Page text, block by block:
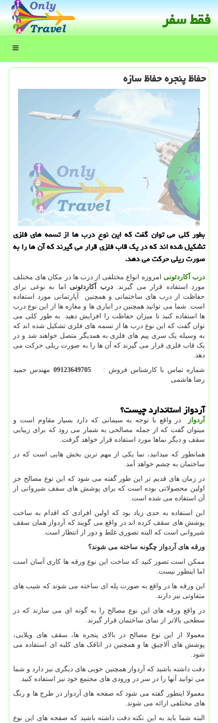
فقط سفر
منو
حفاظ پنجره حفاظ سازه
بطور كلی می توان گفت كه این نوع درب ها از تسمه های فلزی
تشكیل شده اند كه در یك قاب فلزی قرار می گیرند كه آن ها را به
صورت ریلی حركت می دهد.
درب آکاردئونی امروزه انواع مختلفی از درب ها در مکان های مختلف
مورد استفاده قرار می گیرند.درب آکاردئونی اما به نوعی برای
حفاظت از درب های ساختمانی و همچنین آپارتمانی مورد استفاده
است. شما می توانید همچنین در انباری ها و مغازه ها از این نوع درب
ها استفاده کنید تا میزان حفاظت را افزایش دهید. به طور کلی می
توان گفت که این نوع درب ها از تسمه های فلزی تشکیل شده اند که
به وسیله یک سری پیم های فلزی به همدیگر متصل خواهند شد و در
یک قاب فلزی قرار می گیرند که آن ها را به صورت ریلی حرکت می
دهد.
شماره تماس با کارشناس فروش :09123649705 مهندس حمید
رضا هاشمی
آردواز استاندارد چیست؟
آردواز
در واقع با توجه به سیمانی که دارد بسیار مقاوم است و
میتوان گفت که از جمله مصالحی به شمار می رود که برای زیبایی
سقف و دیگر نماها مورد استفاده قرار خواهد گرفت.
همانطور که میدانید، نما یکی از مهم ترین بخش هایی است که در
ساختمان به چشم خواهد آمد.
در زمان های قدیم تر این طور گفته می شود که این نوع مصالح جز
اولین محصولاتی بوده است که برای پوشش های سقف شیروانی از
آن استفاده می شده است.
این استفاده به حدی زیاد بود که اولین افرادی که اقدام به ساخت
پوشش های سقف کرده اند در واقع می گویند که آردواز همان سقف
شیروانی است که البته تصوری غلط و دور از انتظار است.
ورقه های آردواز چگونه ساخته می شوند؟
ممکن است تصور کنید که ساخت این نوع ورقه ها کاری آسان است
اما اینطور نیست.
این ورقه ها در واقع به صورت پله ای ساخته می شوند که شیب های
متفاوتی نیز دارند.
در واقع ورقه های این نوع مصالح را به گونه ای می سازند که در
سطحی بالاتر از نمای ساختمان قرار گیرند.
معمولا از این نوع مصالح در بالای پنجره ها، سقف های ویلایی،
پوشش های آلاچیق ها و همچنین در اتاقک های کلبه ای استفاده می
شود.
دقت داشته باشید که آردواز همچنین خوبی های دیگری نیز دارد و شما
می توانید آنها را در سر در ورودی های مجتمع خود نیز استفاده کنید.
معمولا اینطور گفته می شود که صفحه های آردواز در طرح ها و رنگ
های مختلفی ارائه می شوند.
البته شما باید به این نکته دقت داشته باشید که صفحه های این نوع